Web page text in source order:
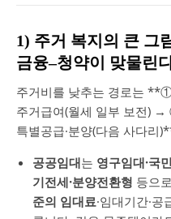
1) 주거 복지의 큰 그
금융–청약이 맞물린
주거비를 낮추는 경로는
주거급여(월세 일부 보전)
특별공급·분양(다음 사다리
공공임대는 영구임대·국
기전세·분양전환형 등으
준의 임대료·임대기간·